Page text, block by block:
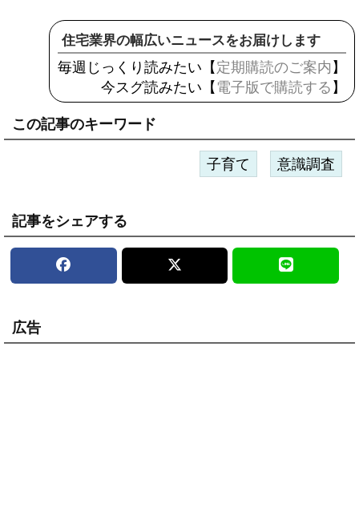
住宅業界の幅広いニュースをお届けします
毎週じっくり読みたい【 定期購読のご案内 】
今スグ読みたい【 電子版で購読する 】
この記事のキーワード
子育て 意識調査
記事をシェアする
広告